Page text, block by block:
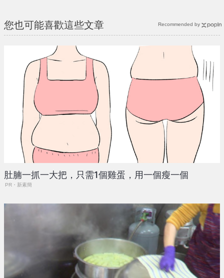
您也可能喜歡這些文章
肚腩一抓一大把，只需1個雞蛋，用一個瘦一個
PR・新素簡
Recommended by